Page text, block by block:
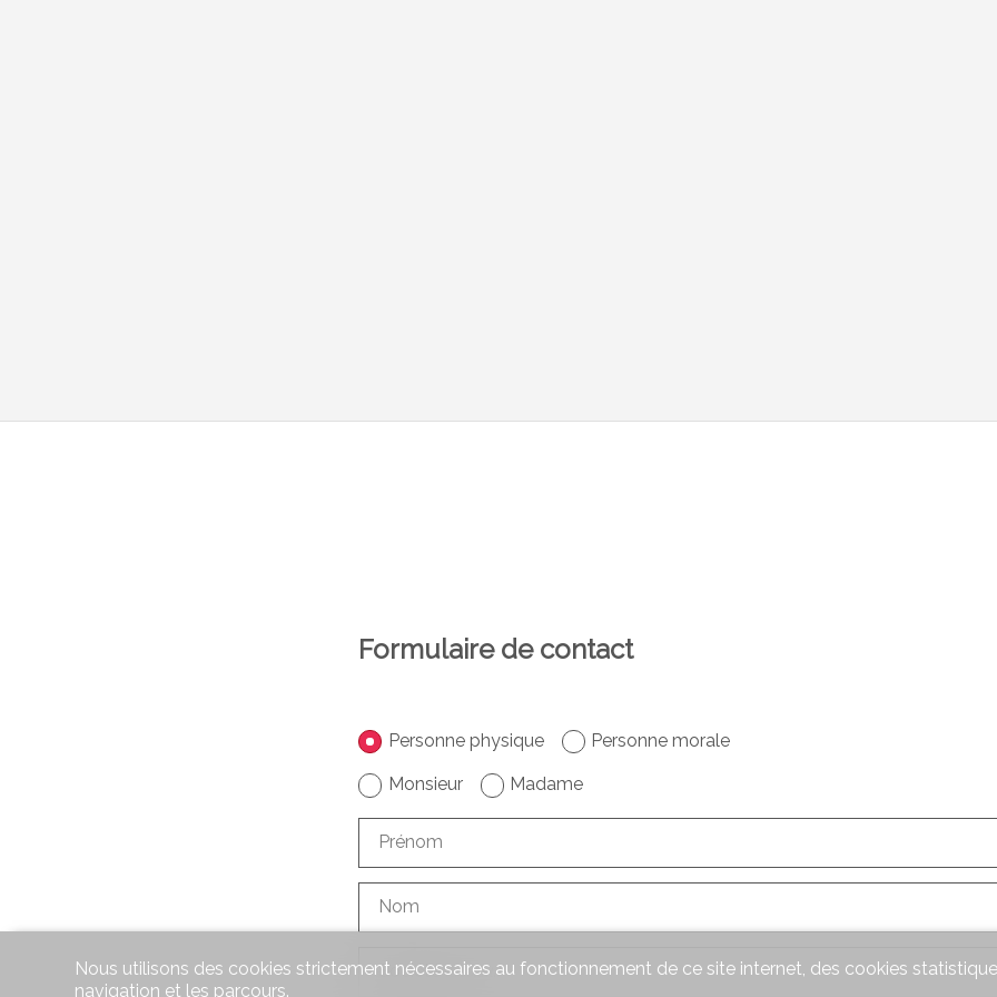
Formulaire de contact
Personne physique Personne morale
Monsieur Madame
Prénom
Nom
Sociétéfacultatif
Nous utilisons des cookies strictement nécessaires au fonctionnement de ce site internet, des cookies
navigation et les parcours.